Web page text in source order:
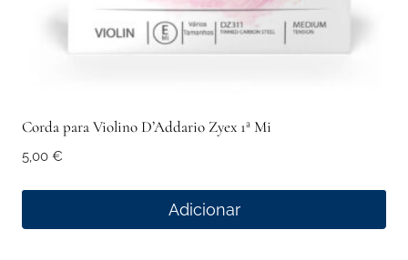
Corda para Violino D’Addario Zyex 1ª Mi
5,00 €
Adicionar